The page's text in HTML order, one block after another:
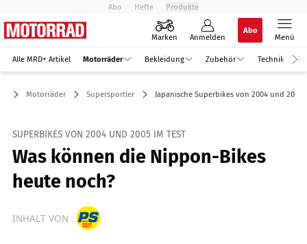
Abo Hefte Produkte
Marken Anmelden
Abo
Menü
Alle MRD+ Artikel Motorräder Bekleidung Zubehör Technik
Motorräder Supersportler Japanische Superbikes von 2004 und 2005
SUPERBIKES VON 2004 UND 2005 IM TEST
Was können die Nippon-Bikes
heute noch?
INHALT VON